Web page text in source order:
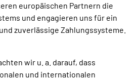
europäischen Partnern die
und engagieren uns für ein
zuverlässige Zahlungssysteme.
wir u. a. darauf, dass
und internationalen